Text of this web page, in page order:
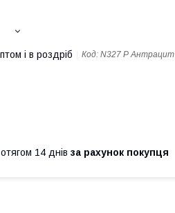
і в роздріб Код: N327 Р Антрацит
14 днів за рахунок покупця